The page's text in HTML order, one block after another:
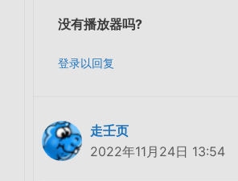
没有播放器吗?
登录以回复
走壬页
2022年11月24日 13:54